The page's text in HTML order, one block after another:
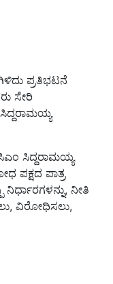
ಪ್ರತಿಭಟನೆ
ಸೇರಿ
ಸಿದ್ದರಾಮಯ್ಯ
ಪಕ್ಷದ ಪಾತ್ರ
ನೀತಿ
ವಿರೋಧಿಸಲು,